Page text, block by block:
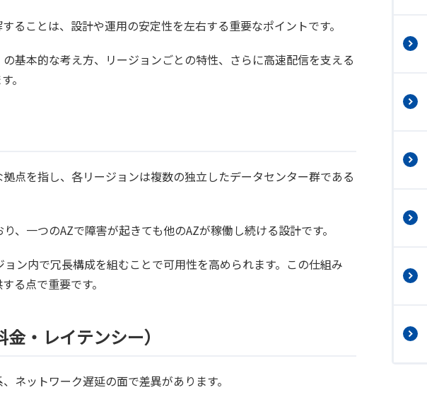
ることは、設計や運用の安定性を左右する重要なポイントです。
基本的な考え方、リージョンごとの特性、さらに高速配信を支える
。
点を指し、各リージョンは複数の独立したデータセンター群である
、一つのAZで障害が起きても他のAZが稼働し続ける設計です。
ン内で冗長構成を組むことで可用性を高められます。この仕組み
る点で重要です。
・レイテンシー）
ネットワーク遅延の面で差異があります。